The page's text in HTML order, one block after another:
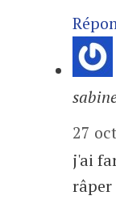
27
j'ai
râper